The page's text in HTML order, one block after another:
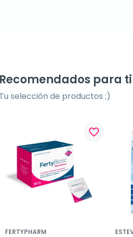
Recomendados para ti
Tu selección de productos ;)
favorite_border
FERTYPHARM